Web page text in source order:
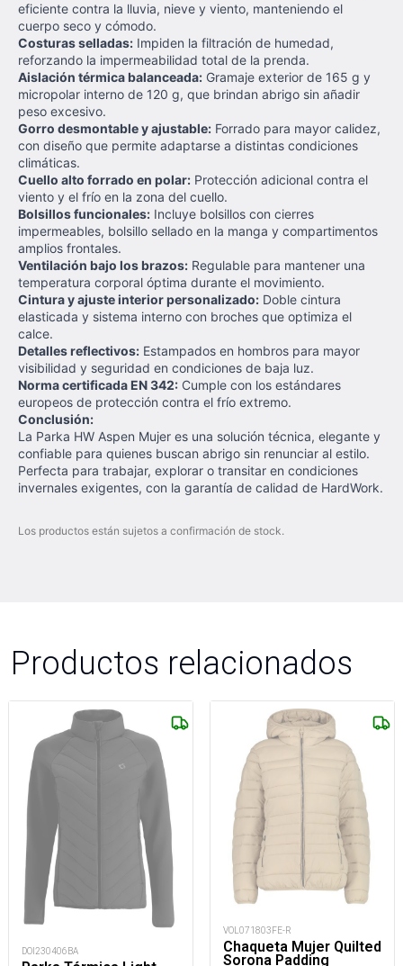
eficiente contra la lluvia, nieve y viento, manteniendo el
cuerpo seco y cómodo.
Costuras selladas: Impiden la filtración de humedad,
reforzando la impermeabilidad total de la prenda.
Aislación térmica balanceada: Gramaje exterior de 165 g y
micropolar interno de 120 g, que brindan abrigo sin añadir
peso excesivo.
Gorro desmontable y ajustable: Forrado para mayor calidez,
con diseño que permite adaptarse a distintas condiciones
climáticas.
Cuello alto forrado en polar: Protección adicional contra el
viento y el frío en la zona del cuello.
Bolsillos funcionales: Incluye bolsillos con cierres
impermeables, bolsillo sellado en la manga y compartimentos
amplios frontales.
Ventilación bajo los brazos: Regulable para mantener una
temperatura corporal óptima durante el movimiento.
Cintura y ajuste interior personalizado: Doble cintura
elasticada y sistema interno con broches que optimiza el
calce.
Detalles reflectivos: Estampados en hombros para mayor
visibilidad y seguridad en condiciones de baja luz.
Norma certificada EN 342: Cumple con los estándares
europeos de protección contra el frío extremo.
Conclusión:
La Parka HW Aspen Mujer es una solución técnica, elegante y
confiable para quienes buscan abrigo sin renunciar al estilo.
Perfecta para trabajar, explorar o transitar en condiciones
invernales exigentes, con la garantía de calidad de HardWork.
Los productos están sujetos a confirmación de stock.
Productos relacionados
DOI230406BA
VOL071803FE-R
Chaqueta Mujer Quilted
Sorona Padding